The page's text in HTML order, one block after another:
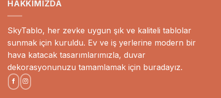
HAKKIMIZDA
SkyTablo, her zevke uygun şık ve kaliteli tablolar
sunmak için kuruldu. Ev ve iş yerlerine modern bir
hava katacak tasarımlarımızla, duvar
dekorasyonunuzu tamamlamak için buradayız.